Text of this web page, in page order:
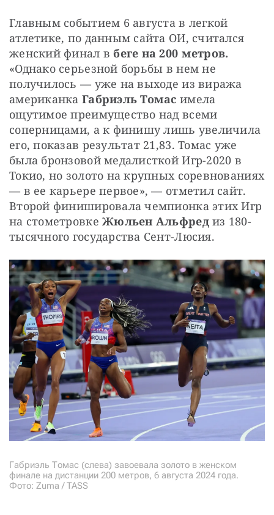
Главным событием 6 августа в легкой
атлетике, по данным сайта ОИ, считался
женский финал в беге на 200 метров.
«Однако серьезной борьбы в нем не
получилось — уже на выходе из виража
американка Габриэль Томас имела
ощутимое преимущество над всеми
соперницами, а к финишу лишь увеличила
его, показав результат 21,83. Томас уже
была бронзовой медалисткой Игр-2020 в
Токио, но золото на крупных соревнованиях
— в ее карьере первое», — отметил сайт.
Второй финишировала чемпионка этих Игр
на стометровке Жюльен Альфред из 180-
тысячного государства Сент-Люсия.
Габриэль Томас (слева) завоевала золото в женском
финале на дистанции 200 метров, 6 августа 2024 года.
Фото: Zuma / TASS